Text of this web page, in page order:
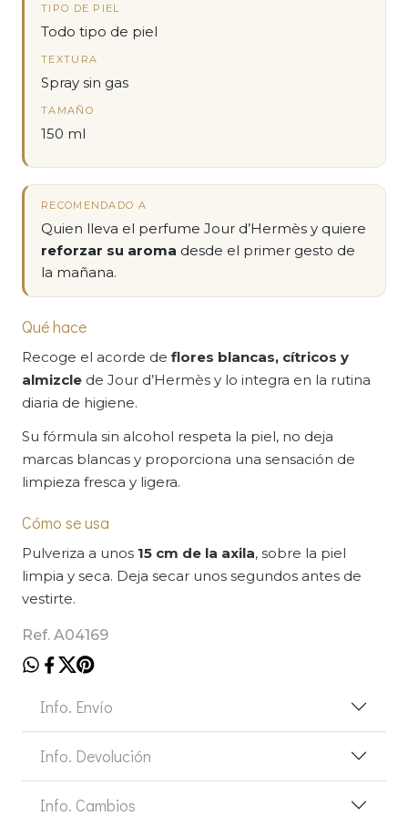
TIPO DE PIEL
Todo tipo de piel
TEXTURA
Spray sin gas
TAMAÑO
150 ml
RECOMENDADO A
Quien lleva el perfume Jour d’Hermès y quiere
reforzar su aroma desde el primer gesto de
la mañana.
Qué hace
Recoge el acorde de flores blancas, cítricos y
almizcle de Jour d’Hermès y lo integra en la rutina
diaria de higiene.
Su fórmula sin alcohol respeta la piel, no deja
marcas blancas y proporciona una sensación de
limpieza fresca y ligera.
Cómo se usa
Pulveriza a unos 15 cm de la axila, sobre la piel
limpia y seca. Deja secar unos segundos antes de
vestirte.
Ref. A04169
Info. Envío
Info. Devolución
Info. Cambios